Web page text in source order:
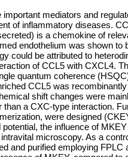
mediators and
of inflammatory diseases.
is a chemokine of
endothelium was shown
could be attributed to
of CCL5 with CXCL4.
quantum coherence
CCL5 was
shift changes were
than a CXC-type interaction.
were designed
potential, the influence of
microscopy. As a
and purified employing